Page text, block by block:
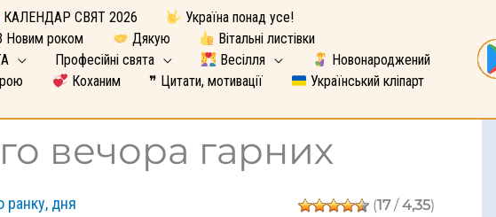
КАЛЕНДАР СВЯТ 2026
Україна понад усе!
Новим роком Дякую
Вітальні листівки
Професійні свята Весілля
Новонароджений
Коханим ❞ Цитати, мотивації
Український кліпарт
вечора гарних
ранку, дня (17/4,35)